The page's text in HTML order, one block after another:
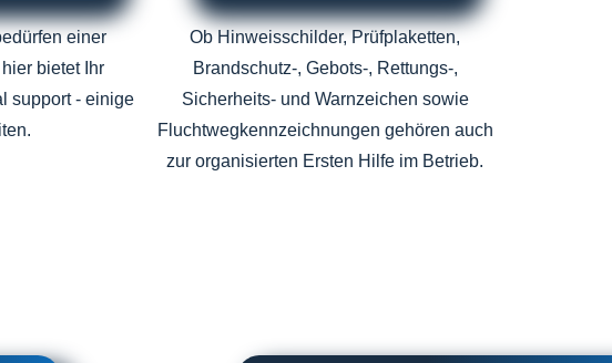
einer
bietet Ihr
support - einige
Ob Hinweisschilder, Prüfplaketten,
Brandschutz-, Gebots-, Rettungs-,
Sicherheits- und Warnzeichen sowie
Fluchtwegkennzeichnungen gehören auch
zur organisierten Ersten Hilfe im Betrieb.